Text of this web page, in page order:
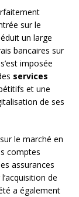
sur le
un large
bancaires sur
imposée
services
et une
de ses
le marché en
comptes
assurances
de
a également